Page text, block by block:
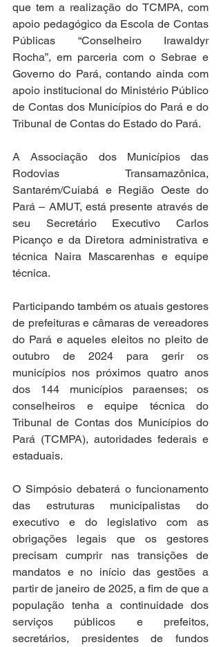
que tem a realização do TCMPA, com
apoio pedagógico da Escola de Contas
Públicas “Conselheiro Irawaldyr
Rocha”, em parceria com o Sebrae e
Governo do Pará, contando ainda com
apoio institucional do Ministério Público
de Contas dos Municípios do Pará e do
Tribunal de Contas do Estado do Pará.
A Associação dos Municípios das
Rodovias Transamazônica,
Santarém/Cuiabá e Região Oeste do
Pará – AMUT, está presente através de
seu Secretário Executivo Carlos
Picanço e da Diretora administrativa e
técnica Naira Mascarenhas e equipe
técnica.
Participando também os atuais gestores
de prefeituras e câmaras de vereadores
do Pará e aqueles eleitos no pleito de
outubro de 2024 para gerir os
municípios nos próximos quatro anos
dos 144 municípios paraenses; os
conselheiros e equipe técnica do
Tribunal de Contas dos Municípios do
Pará (TCMPA), autoridades federais e
estaduais.
O Simpósio debaterá o funcionamento
das estruturas municipalistas do
executivo e do legislativo com as
obrigações legais que os gestores
precisam cumprir nas transições de
mandatos e no início das gestões a
partir de janeiro de 2025, a fim de que a
população tenha a continuidade dos
serviços públicos e prefeitos,
secretários, presidentes de fundos